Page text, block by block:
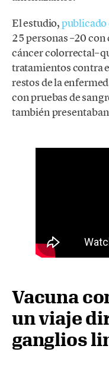
El estudio,
25 personas –20
cáncer colorrectal–
tratamientos contra
restos de la
con pruebas de
también
Vacuna
un viaje
ganglios